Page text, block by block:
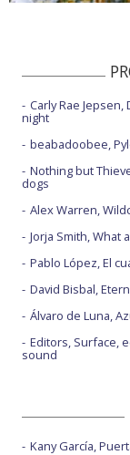
Carly Rae Jepsen,
night
beabadoobee,
Nothing but
dogs
Alex Warren,
Jorja Smith, What
Pablo López, El
David Bisbal,
Álvaro de Luna,
Editors, Surface,
sound
Kany García,